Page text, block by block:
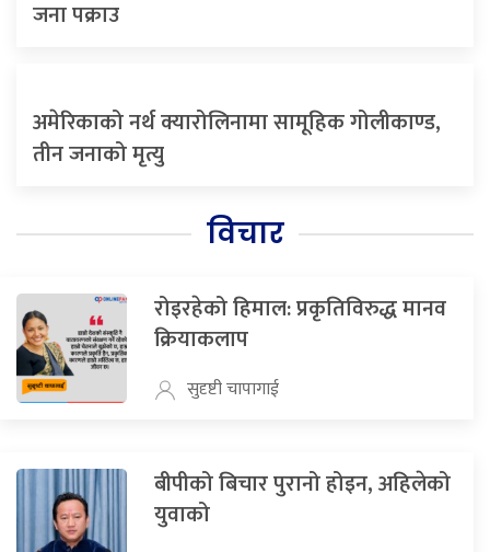
जना पक्राउ
अमेरिकाको नर्थ क्यारोलिनामा सामूहिक गोलीकाण्ड,
तीन जनाको मृत्यु
विचार
रोइरहेको हिमाल: प्रकृतिविरुद्ध मानव
क्रियाकलाप
सुदृष्टी चापागाई
बीपीको बिचार पुरानो होइन, अहिलेको
युवाको